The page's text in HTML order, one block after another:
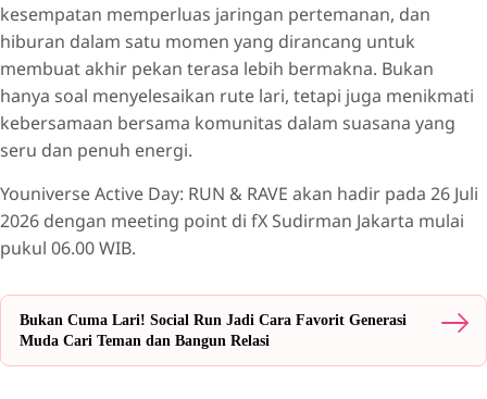
kesempatan memperluas jaringan pertemanan, dan
hiburan dalam satu momen yang dirancang untuk
membuat akhir pekan terasa lebih bermakna. Bukan
hanya soal menyelesaikan rute lari, tetapi juga menikmati
kebersamaan bersama komunitas dalam suasana yang
seru dan penuh energi.
Youniverse Active Day: RUN & RAVE akan hadir pada 26 Juli
2026 dengan meeting point di fX Sudirman Jakarta mulai
pukul 06.00 WIB.
Bukan Cuma Lari! Social Run Jadi Cara Favorit Generasi
Muda Cari Teman dan Bangun Relasi